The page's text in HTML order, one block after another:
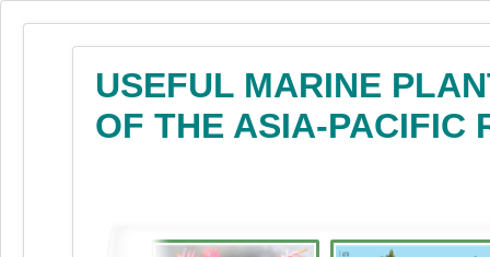
USEFUL MARINE
OF THE ASIA-PACIFIC